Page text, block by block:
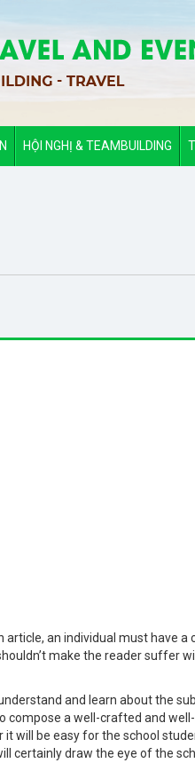
HỘI NGHỊ & TEAMBUILDING
an individual must have a
make the reader suffer
and learn about the
compose a well-crafted and well-
will be easy for the school
certainly draw the eye of the